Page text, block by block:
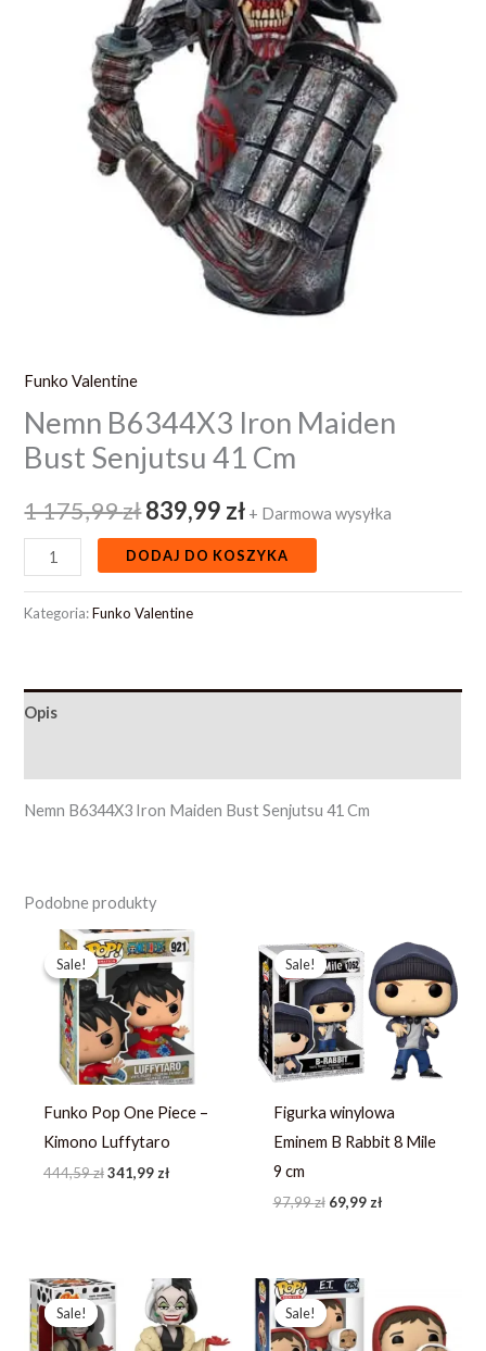
Funko Valentine
Nemn B6344X3 Iron Maiden
Bust Senjutsu 41 Cm
1 175,99zł839,99 zł + Darmowa wysyłka
DODAJ DO KOSZYKA
Kategoria:Funko Valentine
Opis
Nemn B6344X3 Iron Maiden Bust Senjutsu 41 Cm
Podobne produkty
Sale!
Sale!
Funko Pop One Piece –
Kimono Luffytaro
444,59zł
Pierwotna
cena
wynosiła:
444,59 zł.
341,99 zł
Aktualna
cena
wynosi:
341,99 zł.
Sale!
Sale!
Figurka winylowa
Eminem B Rabbit 8 Mile
9 cm
97,99zł
cena
wynosiła:
97,99 zł.
69,99 zł
cena
wynosi:
69,99 zł.
Sale!
Sale!
Pierwotna
cena
wynosiła:
208,25 zł.
Aktualna
cena
wynosi:
160,19 zł.
Sale!
Sale!
Pierwotna
cena
wynosiła:
242,31 zł.
cena
wynosi:
186,39 zł.